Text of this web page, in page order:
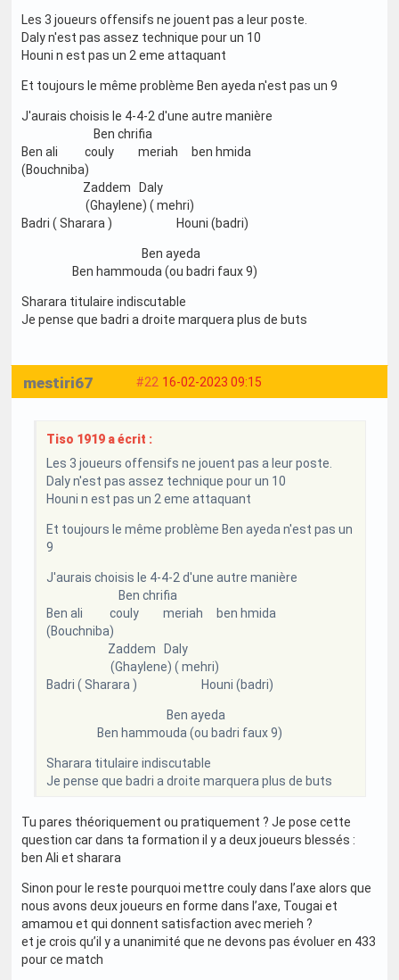
Les 3 joueurs offensifs ne jouent pas a leur poste.
Daly n'est pas assez technique pour un 10
Houni n est pas un 2 eme attaquant
Et toujours le même problème Ben ayeda n'est pas un 9
J'aurais choisis le 4-4-2 d'une autre manière
Ben chrifia
Ben ali couly meriah ben hmida
(Bouchniba)
Zaddem Daly
(Ghaylene) ( mehri)
Badri ( Sharara ) Houni (badri)
Ben ayeda
Ben hammouda (ou badri faux 9)
Sharara titulaire indiscutable
Je pense que badri a droite marquera plus de buts
#22 16-02-2023 09:15
mestiri67
Tiso 1919 a écrit :
Les 3 joueurs offensifs ne jouent pas a leur poste.
Daly n'est pas assez technique pour un 10
Houni n est pas un 2 eme attaquant
Et toujours le même problème Ben ayeda n'est pas un
9
J'aurais choisis le 4-4-2 d'une autre manière
Ben chrifia
Ben ali couly meriah ben hmida
(Bouchniba)
Zaddem Daly
(Ghaylene) ( mehri)
Badri ( Sharara ) Houni (badri)
Ben ayeda
Ben hammouda (ou badri faux 9)
Sharara titulaire indiscutable
Je pense que badri a droite marquera plus de buts
Tu pares théoriquement ou pratiquement ? Je pose cette
question car dans ta formation il y a deux joueurs blessés :
ben Ali et sharara
Sinon pour le reste pourquoi mettre couly dans l’axe alors que
nous avons deux joueurs en forme dans l’axe, Tougai et
amamou et qui donnent satisfaction avec merieh ?
et je crois qu’il y a unanimité que ne devons pas évoluer en 433
pour ce match